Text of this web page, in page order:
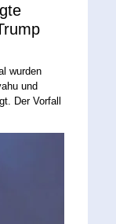
wurden
und
Der Vorfall